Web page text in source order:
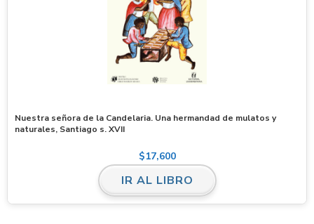
Nuestra señora de la Candelaria. Una hermandad de mulatos y
naturales, Santiago s. XVII
$17,600
IR AL LIBRO